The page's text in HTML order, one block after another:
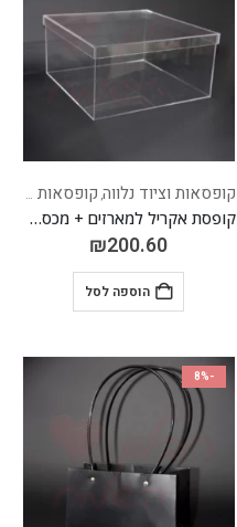
קופסאות וציוד נלווה, קופסאות מאקריל
קופסת אקריל למארזים + מכסה 40*40 גובה 20 ס"מ
₪200.60
הוספה לסל
-8%